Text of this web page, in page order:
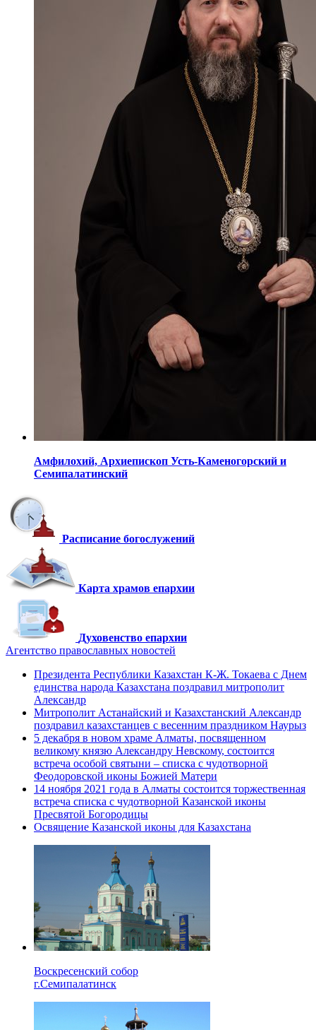
Амфилохий, Архиепископ Усть-Каменогорский и
Семипалатинский
Расписание богослужений
Карта храмов епархии
Духовенство епархии
Агентство православных новостей
Президента Республики Казахстан К-Ж. Токаева с Днем
единства народа Казахстана поздравил митрополит
Александр
Митрополит Астанайский и Казахстанский Александр
поздравил казахстанцев с весенним праздником Наурыз
5 декабря в новом храме Алматы, посвященном
великому князю Александру Невскому, состоится
встреча особой святыни – списка с чудотворной
Феодоровской иконы Божией Матери
14 ноября 2021 года в Алматы состоится торжественная
встреча списка с чудотворной Казанской иконы
Пресвятой Богородицы
Освящение Казанской иконы для Казахстана
Воскресенский собор
г.Семипалатинск